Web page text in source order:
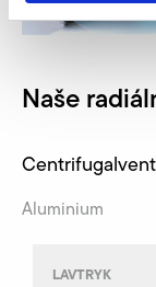
Naše
Aluminium
LAVTRYK